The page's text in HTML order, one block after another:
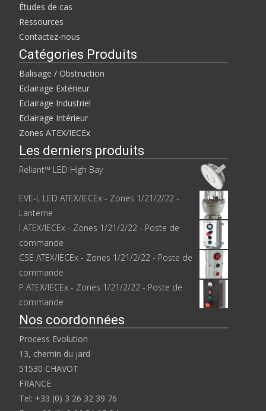
Études de cas
Ressources
Contactez-nous
Catégories Produits
Balisage / Obstruction
Eclairage Extérieur
Eclairage Industriel
Eclairage Intérieur
Zones ATEX/IECEx
Les derniers produits
Reliant™ LED High Bay
EVE-L LED ATEX/IECEx - Zones 1/21/2/22 -
Lanterne
I ATEX/IECEx - Zones 1/21/2/22 - Poste de
commande
CSE ATEX/IECEx - Zones 1/21/2/22 - Poste de
commande
P ATEX/IECEx - Zones 1/21/2/22 - Poste de
commande
Nos coordonnées
Process Evolution
13, chemin du jard
51530 CHAVOT
FRANCE
Tel: +33 (0) 3 26 32 39 76